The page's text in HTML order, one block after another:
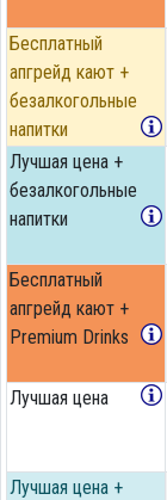
Бесплатный
апгрейд кают +
безалкогольные
напитки
Лучшая цена +
безалкогольные
напитки
Бесплатный
апгрейд кают +
Premium Drinks
Лучшая цена
Лучшая цена +